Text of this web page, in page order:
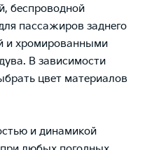
беспроводной
пассажиров заднего
и хромированными
В зависимости
цвет материалов
и динамикой